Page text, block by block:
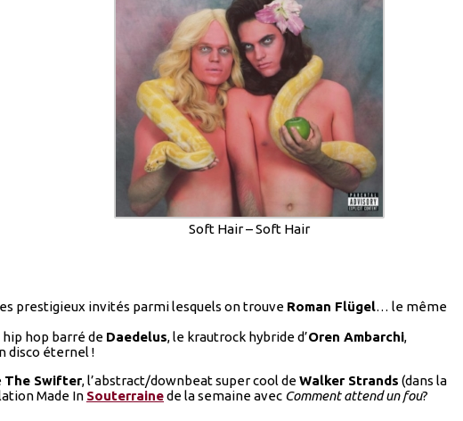
Soft Hair – Soft Hair
prestigieux invités parmi lesquels on trouve Roman Flügel… le même
hip hop barré de Daedelus, le krautrock hybride d’Oren Ambarchi,
disco éternel !
The Swifter, l’abstract/downbeat super cool deWalker Strands (dans la
Made In Souterrainede la semaine avec Comment attend un fou?